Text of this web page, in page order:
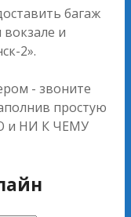
багаж
и
2».
- звоните
простую
и НИ К ЧЕМУ